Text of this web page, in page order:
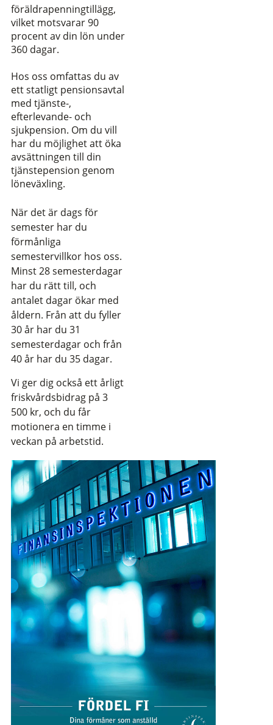
föräldrapenningtillägg,
vilket motsvarar 90
procent av din lön under
360 dagar.
Hos oss omfattas du av
ett statligt pensionsavtal
med tjänste-,
efterlevande- och
sjukpension. Om du vill
har du möjlighet att öka
avsättningen till din
tjänstepension genom
löneväxling.
När det är dags för
semester har du
förmånliga
semestervillkor hos oss.
Minst 28 semesterdagar
har du rätt till, och
antalet dagar ökar med
åldern. Från att du fyller
30 år har du 31
semesterdagar och från
40 år har du 35 dagar.
Vi ger dig också ett årligt
friskvårdsbidrag på 3
500 kr, och du får
motionera en timme i
veckan på arbetstid.